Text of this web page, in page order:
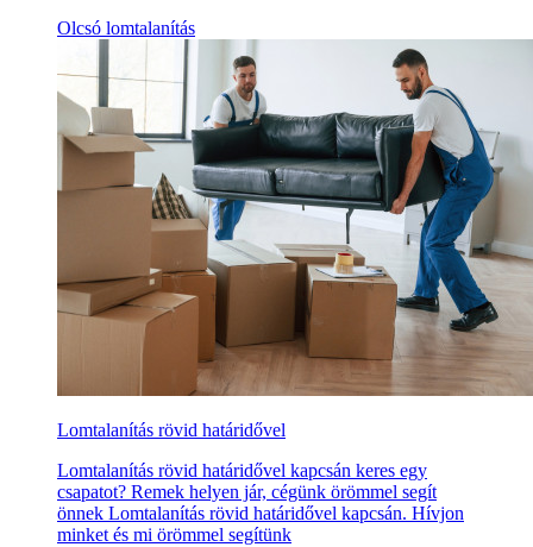
Olcsó lomtalanítás
Lomtalanítás rövid határidővel
Lomtalanítás rövid határidővel kapcsán keres egy
csapatot? Remek helyen jár, cégünk örömmel segít
önnek Lomtalanítás rövid határidővel kapcsán. Hívjon
minket és mi örömmel segítünk